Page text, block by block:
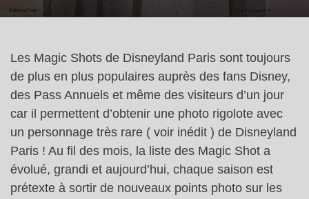
Les Magic Shots de Disneyland Paris sont toujours
de plus en plus populaires auprès des fans Disney,
des Pass Annuels et même des visiteurs d’un jour
car il permettent d’obtenir une photo rigolote avec
un personnage très rare ( voir inédit ) de Disneyland
Paris ! Au fil des mois, la liste des Magic Shot a
évolué, grandi et aujourd’hui, chaque saison est
prétexte à sortir de nouveaux points photo sur les